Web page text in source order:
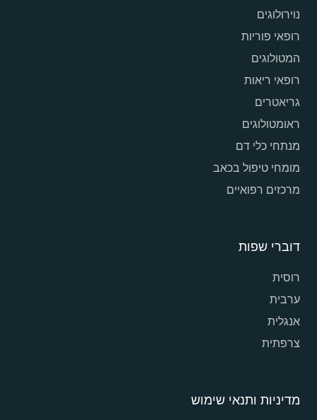
נוירולוגים
רופאי פוריות
המטולוגים
רופאי ריאות
גריאטרים
ראומטולוגים
מנתחי כלי דם
מומחי טיפול בכאב
מרכזים רפואיים
דוברי שפות
רוסית
ערבית
אנגלית
צרפתית
מדיניות ותנאי שימוש